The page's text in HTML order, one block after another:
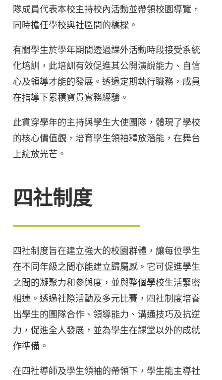
隊成員代表本校主持校內活動並帶領校園導覽，
同時擔任學校與社區間的橋樑。
有關學生於學年期間透過課外活動時段接受系統
化培訓，此培訓有效促進其公開演說能力、自信
心及領導才能的發展。透過定期執行職務，成員
在指導下累積寶貴實務經驗。
此貫穿學年的主持與學生大使團隊，體現了學校
的核心價值觀，培育學生領袖釋放潛能，在舞台
上綻放光芒。
四社制度
四社制度旨在建立強大的校園群體，讓每位學生
在不同年級之間亦能建立歸屬感。它可促進學生
之間的凝聚力和參與度，並與整個學校生活緊密
相連。透過社際活動及多元比賽，四社制度培養
出學生的團隊合作、領導能力、溝通技巧及抗逆
力，促進全人發展，並為學生在課堂以外的成就
作準備。
在四社導師及學生領袖的帶領下，學生能主導社